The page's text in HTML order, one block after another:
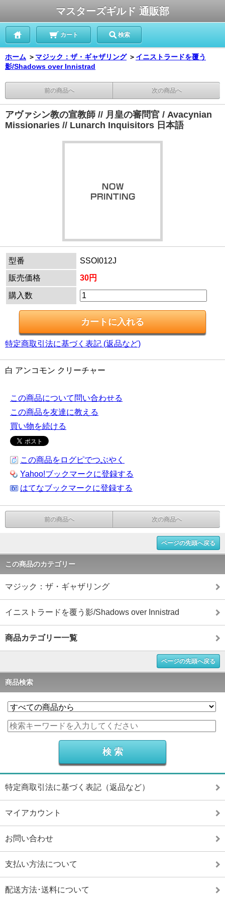
マスターズギルド 通販部
カート 検索
ホーム ＞ マジック：ザ・ギャザリング ＞ イニストラードを覆う
影/Shadows over Innistrad
前の商品へ 次の商品へ
アヴァシン教の宣教師 // 月皇の審問官 / Avacynian
Missionaries // Lunarch Inquisitors 日本語
型番
SSOI012J
販売価格
30円
購入数
特定商取引法に基づく表記 (返品など)
白 アンコモン クリーチャー
この商品について問い合わせる
この商品を友達に教える
買い物を続ける
この商品をログピでつぶやく
Yahoo!ブックマークに登録する
はてなブックマークに登録する
前の商品へ 次の商品へ
ページの先頭へ戻る
この商品のカテゴリー
マジック：ザ・ギャザリング
イニストラードを覆う影/Shadows over Innistrad
商品カテゴリー一覧
ページの先頭へ戻る
商品検索
特定商取引法に基づく表記（返品など）
マイアカウント
お問い合わせ
支払い方法について
配送方法･送料について